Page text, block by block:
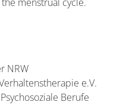
NRW
e.V.
Berufe